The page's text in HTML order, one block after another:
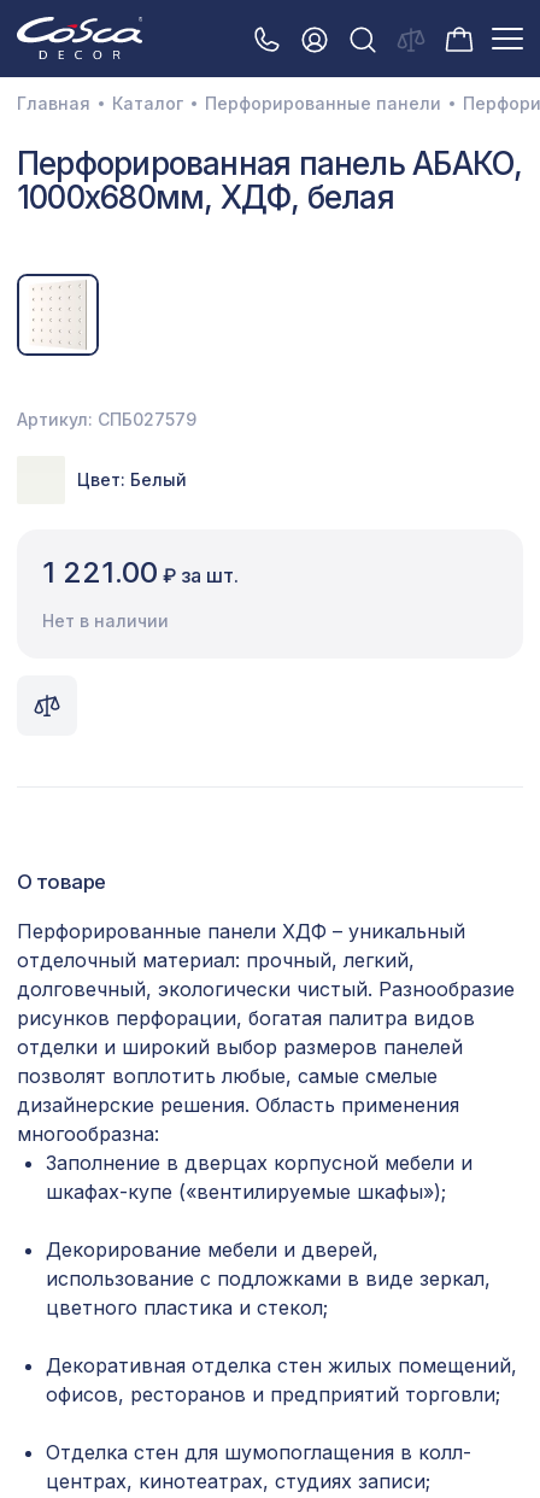
3D орнамент
Акустические панели
Интерьерный МДФ
Межкомнатные арки
Перфорированные панели
Плинтусы
Сопутствующие товары
Цветной багет
Экраны для радиаторов
Консоль для архитектурного бруса
120х75мм, белое дерево
505 ₽
Консоль для балки 120х120мм, дуб
темный
481 ₽
Консоль для балки 200х130мм,
Перфорированная панель КВАДРО
11-45, 2800х1250мм, ХДФ, белая
7043 ₽
ДАМАСКО, венге
Перфорированная панель ГОТИКА,
2070х930мм, ХДФ, без отделки
Натуральные обои Cosca Traditional
Prints L5094, 0,91 x 6,2 м
1305 ₽
Экран для радиатора, FRESA, рамка
1200х600мм, рисунок Цветы, белый
3157 ₽
Главная Каталог Перфорированные панели
Перфорированная панель АБАКО,
1000х680мм, ХДФ, белая
Артикул: СПБ027579
Цвет: Белый
1 221.00 ₽ за шт.
Нет в наличии
О товаре
Перфорированные панели ХДФ – уникальный
отделочный материал: прочный, легкий,
долговечный, экологически чистый. Разнообразие
рисунков перфорации, богатая палитра видов
отделки и широкий выбор размеров панелей
позволят воплотить любые, самые смелые
дизайнерские решения. Область применения
многообразна:
Заполнение в дверцах корпусной мебели и
шкафах-купе («вентилируемые шкафы»);
Декорирование мебели и дверей,
использование с подложками в виде зеркал,
цветного пластика и стекол;
Декоративная отделка стен жилых помещений,
офисов, ресторанов и предприятий торговли;
Отделка стен для шумопоглащения в колл-
центрах, кинотеатрах, студиях записи;